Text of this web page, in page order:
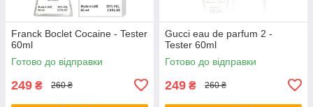
Franck Boclet Cocaine - Tester
60ml
Готово до відправки
249 ₴ 260 ₴
Gucci eau de parfum 2 -
Tester 60ml
Готово до відправки
249 ₴ 260 ₴